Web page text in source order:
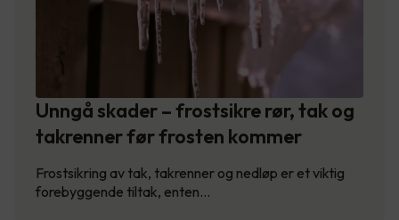
Unngå skader – frostsikre rør, tak og
takrenner før frosten kommer
Frostsikring av tak, takrenner og nedløp er et viktig
forebyggende tiltak, enten…